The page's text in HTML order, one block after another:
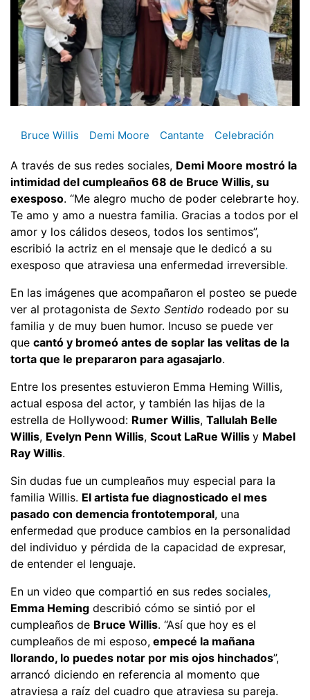
Bruce Willis Demi Moore Cantante Celebración
A través de sus redes sociales, Demi Moore mostró la
intimidad del cumpleaños 68 de Bruce Willis, su
exesposo. “Me alegro mucho de poder celebrarte hoy.
Te amo y amo a nuestra familia. Gracias a todos por el
amor y los cálidos deseos, todos los sentimos”,
escribió la actriz en el mensaje que le dedicó a su
exesposo que atraviesa una enfermedad irreversible.
En las imágenes que acompañaron el posteo se puede
ver al protagonista de Sexto Sentido rodeado por su
familia y de muy buen humor. Incuso se puede ver
que cantó y bromeó antes de soplar las velitas de la
torta que le prepararon para agasajarlo.
Entre los presentes estuvieron Emma Heming Willis,
actual esposa del actor, y también las hijas de la
estrella de Hollywood: Rumer Willis, Tallulah Belle
Willis, Evelyn Penn Willis, Scout LaRue Willis y Mabel
Ray Willis.
Sin dudas fue un cumpleaños muy especial para la
familia Willis. El artista fue diagnosticado el mes
pasado con demencia frontotemporal, una
enfermedad que produce cambios en la personalidad
del individuo y pérdida de la capacidad de expresar,
de entender el lenguaje.
En un video que compartió en sus redes sociales,
Emma Heming describió cómo se sintió por el
cumpleaños de Bruce Willis. “Así que hoy es el
cumpleaños de mi esposo, empecé la mañana
llorando, lo puedes notar por mis ojos hinchados”,
arrancó diciendo en referencia al momento que
atraviesa a raíz del cuadro que atraviesa su pareja.